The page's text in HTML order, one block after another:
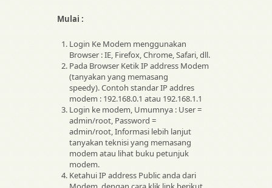
Mulai :
Login Ke Modem menggunakan
Browser : IE, Firefox, Chrome, Safari, dll.
Pada Browser Ketik IP address Modem
(tanyakan yang memasang
speedy). Contoh standar IP addres
modem : 192.168.0.1 atau 192.168.1.1
Login ke modem, Umumnya : User =
admin/root, Password =
admin/root, Informasi lebih lanjut
tanyakan teknisi yang memasang
modem atau lihat buku petunjuk
modem.
Ketahui IP address Public anda dari